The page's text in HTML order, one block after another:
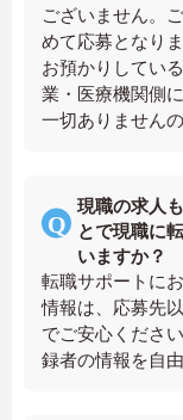
ございません。
めて応募となりま
お預かりしてい
業・医療機関側
一切ありません
現職の求人
とで現職に
いますか？
転職サポートに
情報は、応募先
でご安心くださ
録者の情報を自